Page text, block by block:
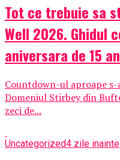
Tot ce trebuie sa
Well 2026. Ghidul
aniversara de 15
Countdown-ul aproape
Domeniul Stirbey din
zeci de...
Uncategorized4 zile inainte